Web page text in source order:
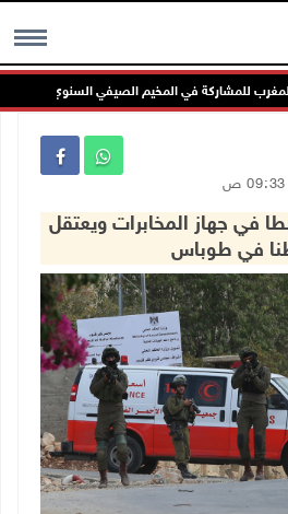
MENU
في جهاز المخابرات ويعتقل
في طوباس